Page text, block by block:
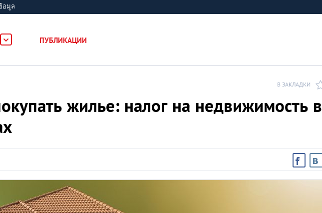
อมูล
ПУБЛИКАЦИИ
В ЗАКЛАДКИ
жилье: налог на недвижимость в